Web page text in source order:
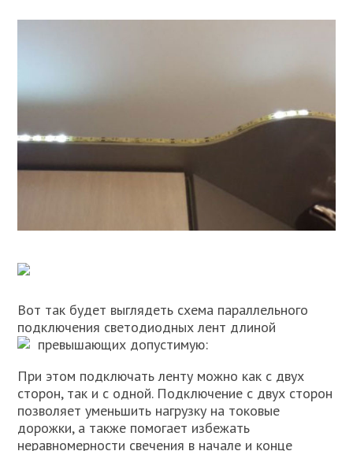
Вот так будет выглядеть схема параллельного
подключения светодиодных лент длиной
превышающих допустимую:
При этом подключать ленту можно как с двух
сторон, так и с одной. Подключение с двух сторон
позволяет уменьшить нагрузку на токовые
дорожки, а также помогает избежать
неравномерности свечения в начале и конце